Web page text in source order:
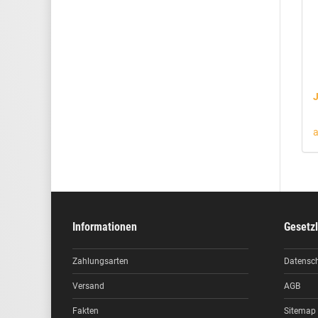
Informationen
Zahlungsarten
Versand
Fakten
AGB
Sitemap